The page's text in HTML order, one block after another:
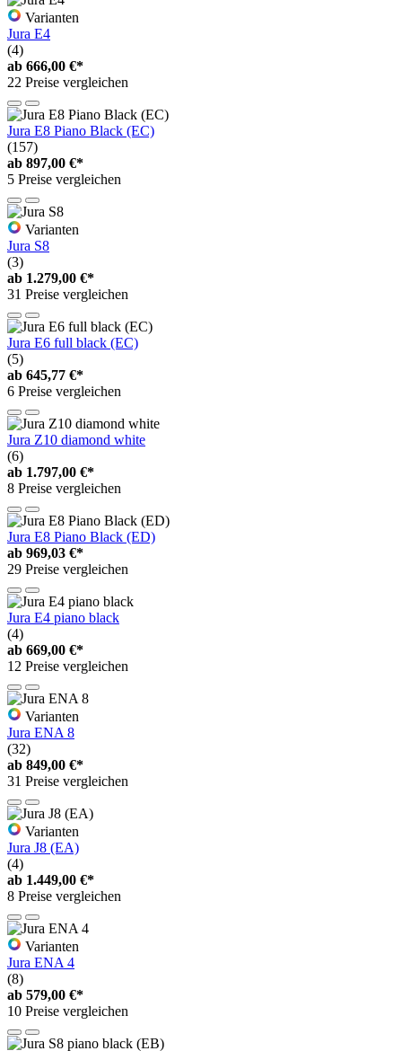
Varianten
Jura E4
(4)
ab 666,00 €*
22 Preise vergleichen
Jura E8 Piano Black (EC)
(157)
ab 897,00 €*
5 Preise vergleichen
Varianten
Jura S8
(3)
ab 1.279,00 €*
31 Preise vergleichen
Jura E6 full black (EC)
(5)
ab 645,77 €*
6 Preise vergleichen
Jura Z10 diamond white
(6)
ab 1.797,00 €*
8 Preise vergleichen
Jura E8 Piano Black (ED)
ab 969,03 €*
29 Preise vergleichen
Jura E4 piano black
(4)
ab 669,00 €*
12 Preise vergleichen
Varianten
Jura ENA 8
(32)
ab 849,00 €*
31 Preise vergleichen
Varianten
Jura J8 (EA)
(4)
ab 1.449,00 €*
8 Preise vergleichen
Varianten
Jura ENA 4
(8)
ab 579,00 €*
10 Preise vergleichen